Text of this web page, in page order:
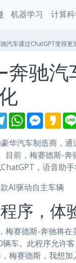
机器学习 计算
汽车通过ChatGPT变得更
驰
T
e
e
g
r
a
m
W
h
t
s
A
p
p
M
e
s
e
n
g
e
r
K
a
a
o
华汽车制造商，
目前，梅赛德斯-
，语音助手
AI驱动自主车辆
序，体
梅赛德斯-奔驰将
车。此程序允许
梅赛德斯，我想加